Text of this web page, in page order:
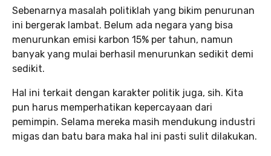
Sebenarnya masalah politiklah yang bikim penurunan
ini bergerak lambat. Belum ada negara yang bisa
menurunkan emisi karbon 15% per tahun, namun
banyak yang mulai berhasil menurunkan sedikit demi
sedikit.
Hal ini terkait dengan karakter politik juga, sih. Kita
pun harus memperhatikan kepercayaan dari
pemimpin. Selama mereka masih mendukung industri
migas dan batu bara maka hal ini pasti sulit dilakukan.